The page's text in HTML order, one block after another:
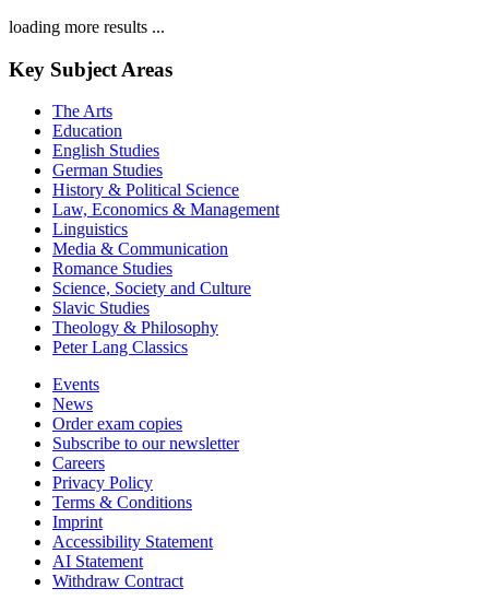
loading more results ...
Key Subject Areas
The Arts
Education
English Studies
German Studies
History & Political Science
Law, Economics & Management
Linguistics
Media & Communication
Romance Studies
Science, Society and Culture
Slavic Studies
Theology & Philosophy
Peter Lang Classics
Events
News
Order exam copies
Subscribe to our newsletter
Careers
Privacy Policy
Terms & Conditions
Imprint
Accessibility Statement
AI Statement
Withdraw Contract